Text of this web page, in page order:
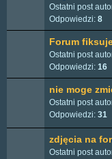
Ostatni post
Odpowiedzi: 8
Forum
Ostatni post
Odpowiedzi: 16
nie moge
Ostatni post
Odpowiedzi: 31
zdjęcia na
Ostatni post